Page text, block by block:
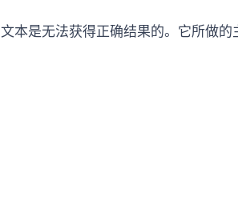
本是无法获得正确结果的。它所做的